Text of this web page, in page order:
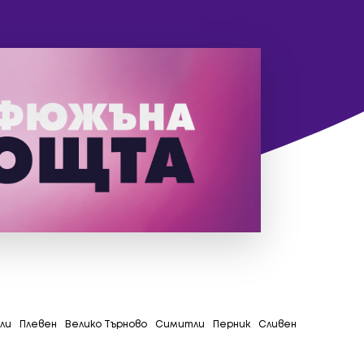
Плевен Велико Търново Симитли Перник Сливен